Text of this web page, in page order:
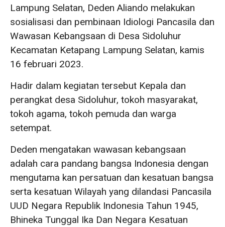
Lampung Selatan, Deden Aliando melakukan
sosialisasi dan pembinaan Idiologi Pancasila dan
Wawasan Kebangsaan di Desa Sidoluhur
Kecamatan Ketapang Lampung Selatan, kamis
16 februari 2023.
Hadir dalam kegiatan tersebut Kepala dan
perangkat desa Sidoluhur, tokoh masyarakat,
tokoh agama, tokoh pemuda dan warga
setempat.
Deden mengatakan wawasan kebangsaan
adalah cara pandang bangsa Indonesia dengan
mengutama kan persatuan dan kesatuan bangsa
serta kesatuan Wilayah yang dilandasi Pancasila
UUD Negara Republik Indonesia Tahun 1945,
Bhineka Tunggal Ika Dan Negara Kesatuan